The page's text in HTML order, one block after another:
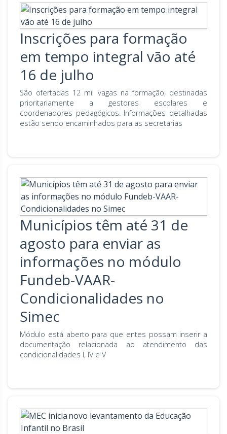
Inscrições para formação
em tempo integral vão até
16 de julho
São ofertadas 12 mil vagas na formação, destinadas
prioritariamente a gestores escolares e
coordenadores pedagógicos. Informações detalhadas
estão sendo encaminhados para as secretarias
Municípios têm até 31 de
agosto para enviar as
informações no módulo
Fundeb-VAAR-
Condicionalidades no
Simec
Módulo está aberto para que entes possam inserir a
documentação relacionada ao atendimento das
condicionalidades I, IV e V